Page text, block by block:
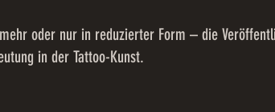
oder nur in reduzierter Form – die
in der Tattoo-Kunst.